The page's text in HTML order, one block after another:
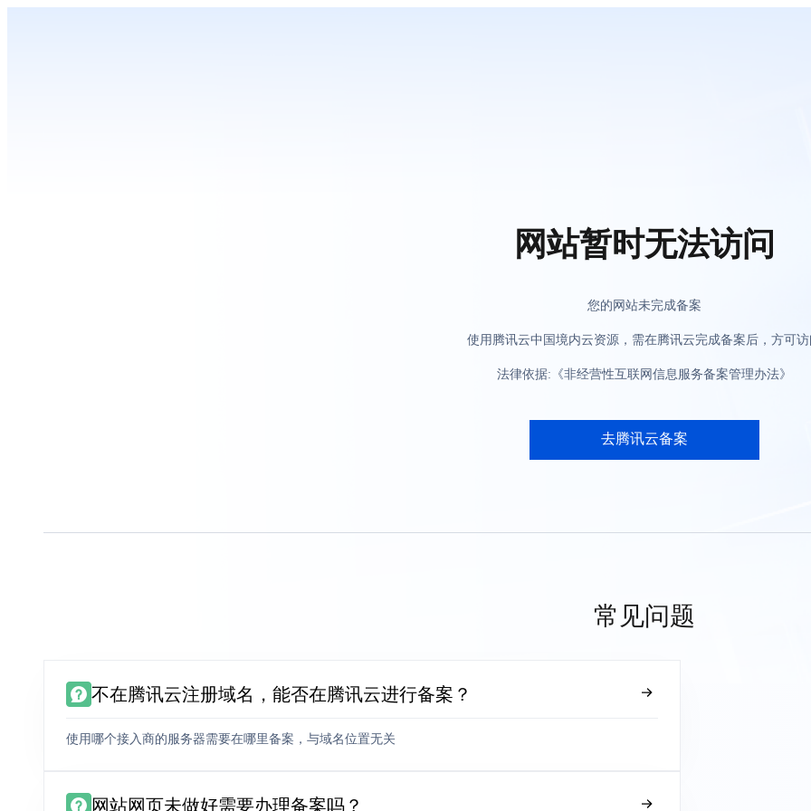
网站暂时无法访问
您的网站未完成备案
使用腾讯云中国境内云资源，需在腾讯云完成备案后，方可
法律依据:《非经营性互联网信息服务备案管理办法》
去腾讯云备案
常见问题
不在腾讯云注册域名，能否在腾讯云进行备案？
使用哪个接入商的服务器需要在哪里备案，与域名位置无关
网站网页未做好需要办理备案吗？